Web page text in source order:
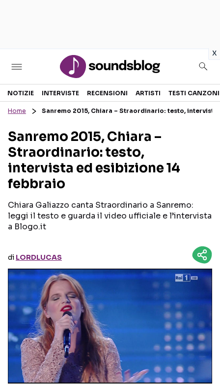
x
Sezioni
RECENSIONI MUSICALI
INTERVISTE
GOSSIP E CURIOSITÀ
TESTI CANZONI
TOUR ED EVENTI
TALENT SHOW
NOTIZIE INTERVISTE RECENSIONI ARTISTI TESTI CANZONI
Home Sanremo 2015, Chiara – Straordinario: testo,
Sanremo 2015, Chiara –
Straordinario: testo,
intervista ed esibizione 14
febbraio
Chiara Galiazzo canta Straordinario a Sanremo:
leggi il testo e guarda il video ufficiale e l’intervista
a Blogo.it
di LORDLUCAS